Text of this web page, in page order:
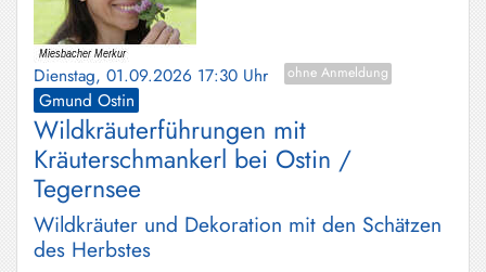
Dienstag, 01.09.2026 17:30 Uhr ohne Anmeldung
Gmund Ostin
Wildkräuterführungen mit
Kräuterschmankerl bei Ostin /
Tegernsee
Wildkräuter und Dekoration mit den Schätzen
des Herbstes